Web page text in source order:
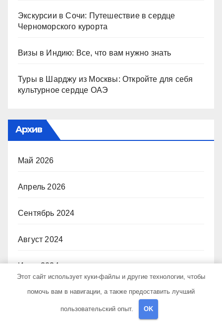
Экскурсии в Сочи: Путешествие в сердце
Черноморского курорта
Визы в Индию: Все, что вам нужно знать
Туры в Шарджу из Москвы: Откройте для себя
культурное сердце ОАЭ
Архив
Май 2026
Апрель 2026
Сентябрь 2024
Август 2024
Июль 2024
Июнь 2024
Этот сайт использует куки-файлы и другие технологии, чтобы
помочь вам в навигации, а также предоставить лучший
пользовательский опыт. OK